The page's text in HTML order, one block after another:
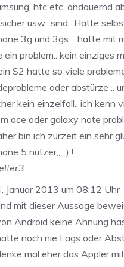
htc etc. andauernd
usw.. sind.. Hatte
3g und 3gs… hatte mit
ein problem.. kein einziges
S2 hatte so viele
oder abstürze ..
kein einzelfall.. ich kenn
ace oder galaxy note
bin ich zurzeit ein sehr
5 nutzer,,, :) !
Januar 2013 um 08:12 Uhr
mit dieser Aussage
Android keine Ahnung
noch nie Lags oder
mal eher das Appler